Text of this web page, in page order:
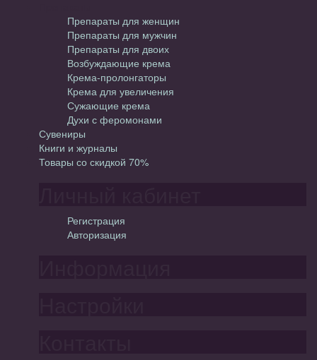
Препараты для женщин
Препараты для мужчин
Препараты для двоих
Возбуждающие крема
Крема-пролонгаторы
Крема для увеличения
Сужающие крема
Духи с феромонами
Сувениры
Книги и журналы
Товары со скидкой 70%
Регистрация
Авторизация